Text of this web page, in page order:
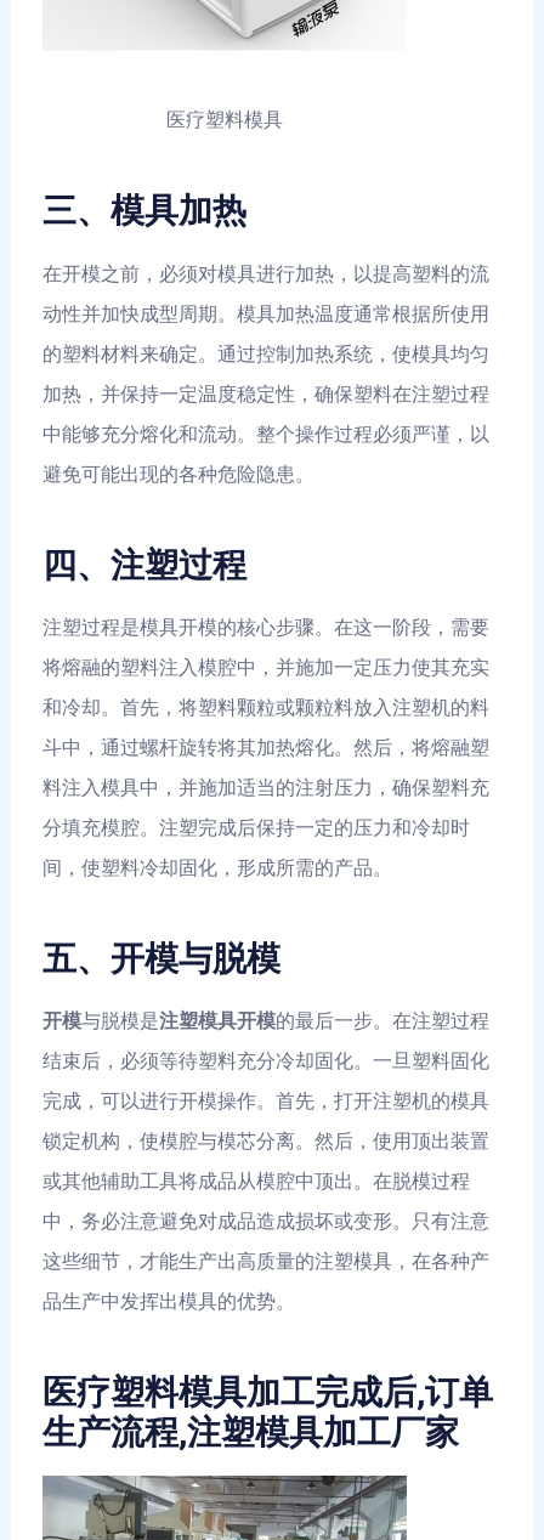
医疗塑料模具
三、模具加热
在开模之前，必须对模具进行加热，以提高塑料的流
动性并加快成型周期。模具加热温度通常根据所使用
的塑料材料来确定。通过控制加热系统，使模具均匀
加热，并保持一定温度稳定性，确保塑料在注塑过程
中能够充分熔化和流动。整个操作过程必须严谨，以
避免可能出现的各种危险隐患。
四、注塑过程
注塑过程是模具开模的核心步骤。在这一阶段，需要
将熔融的塑料注入模腔中，并施加一定压力使其充实
和冷却。首先，将塑料颗粒或颗粒料放入注塑机的料
斗中，通过螺杆旋转将其加热熔化。然后，将熔融塑
料注入模具中，并施加适当的注射压力，确保塑料充
分填充模腔。注塑完成后保持一定的压力和冷却时
间，使塑料冷却固化，形成所需的产品。
五、开模与脱模
开模与脱模是注塑模具开模的最后一步。在注塑过程
结束后，必须等待塑料充分冷却固化。一旦塑料固化
完成，可以进行开模操作。首先，打开注塑机的模具
锁定机构，使模腔与模芯分离。然后，使用顶出装置
或其他辅助工具将成品从模腔中顶出。在脱模过程
中，务必注意避免对成品造成损坏或变形。只有注意
这些细节，才能生产出高质量的注塑模具，在各种产
品生产中发挥出模具的优势。
医疗塑料模具加工完成后,订单
生产流程,注塑模具加工厂家